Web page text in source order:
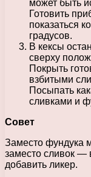
может быть
Готовить
показаться
градусов.
В кексы
сверху
Покрыть
взбитыми
Посыпать
сливками и
Совет
Заместо фундука
заместо сливок —
добавить ликер.